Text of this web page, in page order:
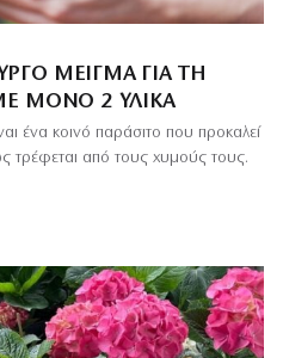
ΜΕΊΓΜΑ ΓΙΑ ΤΗ
ΜΌΝΟ 2 ΥΛΙΚΆ
ένα κοινό παράσιτο που προκαλεί
τρέφεται από τους χυμούς τους.